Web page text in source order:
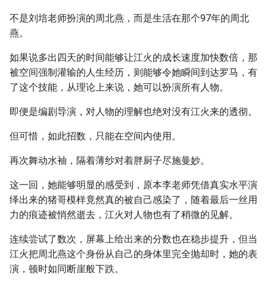
不是刘培老师扮演的周北燕，而是生活在那个97年的周北
燕。
如果说多出四天的时间能够让江火的成长速度加快数倍，那
被空间强制灌输的人生经历，则能够令她瞬间到达罗马，有
了这个技能，从理论上来说，她可以扮演所有人物。
即便是编剧导演，对人物的理解也绝对没有江火来的透彻。
但可惜，如此招数，只能在空间内使用。
再次舞动水袖，隔着薄纱对着胖厨子尽施曼妙。
这一回，她能够明显的感受到，原本李老师凭借真实水平演
绎出来的猪哥模样竟然真的被自己感染了，随着最后一丝用
力的痕迹被悄然逝去，江火对人物也有了稍微的见解。
连续尝试了数次，屏幕上给出来的分数也在稳步提升，但当
江火把周北燕这个身份从自己的身体里完全抛却时，她的表
演，顿时如同断崖般下跌。